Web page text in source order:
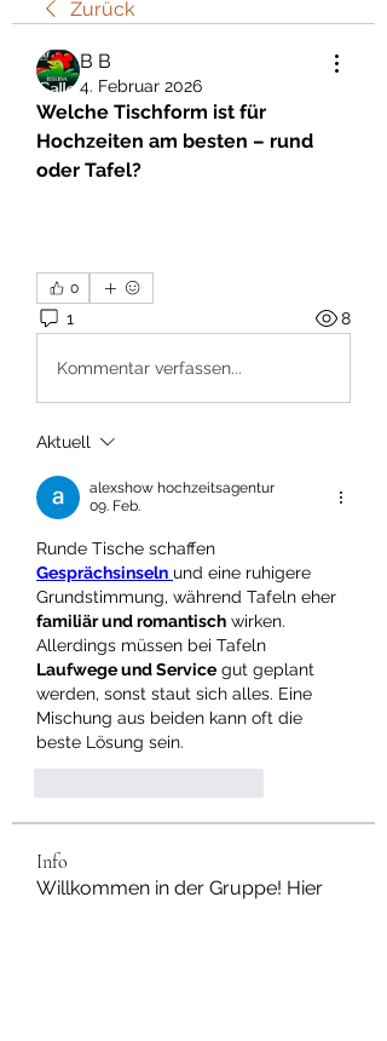
Zurück
В В
4. Februar 2026
Welche Tischform ist für
Hochzeiten am besten – rund
oder Tafel?
0
1 8
Kommentar verfassen...
Aktuell
alexshow hochzeitsagentur
09. Feb.
Gesprächsinseln und eine ruhigere
familiär und romantisch wirken.
Laufwege und Service gut geplant
werden, sonst staut sich alles. Eine
Mischung aus beiden kann oft die
beste Lösung sein.
Info
Willkommen in der Gruppe! Hier